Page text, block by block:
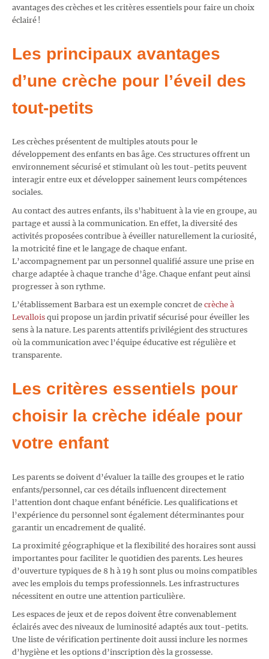
avantages des crèches et les critères essentiels pour faire un choix
éclairé !
Les principaux avantages
d’une crèche pour l’éveil des
tout-petits
Les crèches présentent de multiples atouts pour le
développement des enfants en bas âge. Ces structures offrent un
environnement sécurisé et stimulant où les tout-petits peuvent
interagir entre eux et développer sainement leurs compétences
sociales.
Au contact des autres enfants, ils s’habituent à la vie en groupe, au
partage et aussi à la communication. En effet, la diversité des
activités proposées contribue à éveiller naturellement la curiosité,
la motricité fine et le langage de chaque enfant.
L’accompagnement par un personnel qualifié assure une prise en
charge adaptée à chaque tranche d’âge. Chaque enfant peut ainsi
progresser à son rythme.
L’établissement Barbara est un exemple concret de crèche à
Levallois qui propose un jardin privatif sécurisé pour éveiller les
sens à la nature. Les parents attentifs privilégient des structures
où la communication avec l’équipe éducative est régulière et
transparente.
Les critères essentiels pour
choisir la crèche idéale pour
votre enfant
Les parents se doivent d’évaluer la taille des groupes et le ratio
enfants/personnel, car ces détails influencent directement
l’attention dont chaque enfant bénéficie. Les qualifications et
l’expérience du personnel sont également déterminantes pour
garantir un encadrement de qualité.
La proximité géographique et la flexibilité des horaires sont aussi
importantes pour faciliter le quotidien des parents. Les heures
d’ouverture typiques de 8 h à 19 h sont plus ou moins compatibles
avec les emplois du temps professionnels. Les infrastructures
nécessitent en outre une attention particulière.
Les espaces de jeux et de repos doivent être convenablement
éclairés avec des niveaux de luminosité adaptés aux tout-petits.
Une liste de vérification pertinente doit aussi inclure les normes
d’hygiène et les options d’inscription dès la grossesse.